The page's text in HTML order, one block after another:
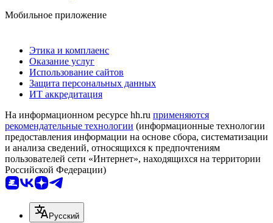
Мобильное приложение
Этика и комплаенс
Оказание услуг
Использование сайтов
Защита персональных данных
ИТ аккредитация
На информационном ресурсе hh.ru применяются
рекомендательные технологии (информационные технологии
предоставления информации на основе сбора, систематизации
и анализа сведений, относящихся к предпочтениям
пользователей сети «Интернет», находящихся на территории
Российской Федерации)
Русский